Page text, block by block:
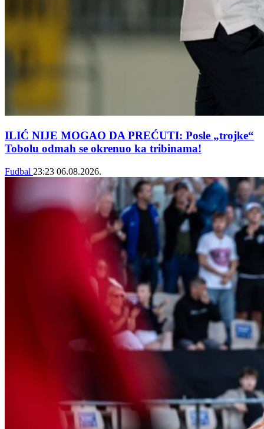
ILIĆ NIJE MOGAO DA PREĆUTI: Posle „trojke“
Tobolu odmah se okrenuo ka tribinama!
Fudbal 23:23 06.08.2026.